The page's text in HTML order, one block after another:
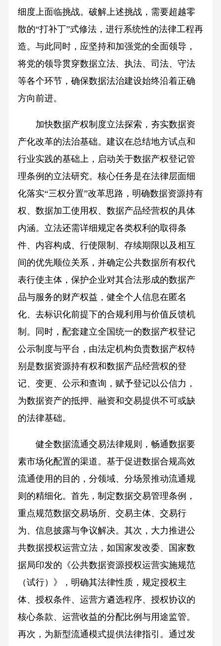
细度上面临挑战。破解上述挑战，需要超越零
散的“打补丁”式修法，进行系统性的法律工程再
造。与此同时，应坚持和加强党的全面领导，
将党的领导贯穿数据立法、执法、司法、守法
等各个环节，确保数据法治建设始终沿着正确
方向前进。
加快数据产权制度立法探索，夯实数据资
产化改革的法治基础。建议在总结地方试点和
行业实践的基础上，启动关于数据产权登记管
理条例的立法研究。核心任务是在法律层面细
化落实“三权分置”改革思路，明确数据资源持有
权、数据加工使用权、数据产品经营权的具体
内涵。立法还需详细规定各类权利的取得条
件、内容构成、行使限制、存续期限以及相互
间的优先顺位关系，并确定公共数据所有权代
表行使主体，保护企业对其合法形成的数据产
品与服务的财产权益，健全个人信息在匿名
化、去标识化前提下的合规利用与价值反馈机
制。同时，配套建立全国统一的数据产权登记
公示制度与平台，由法定机构负责数据产权特
别是数据资源持有权和数据产品经营权的登
记、变更、公示和查询，赋予登记以公信力，
为数据资产的抵押、融资和交易提供不可或缺
的法律基础。
健全数据流通交易法律规则，畅通数据要
素市场化配置的渠道。基于促进数据合规高效
流通使用的目的，分领域、分场景推动流通规
则的精细化。首先，制定数据交易管理条例，
重点规范数据交易场所、交易主体、交易行
为、信息披露与争议解决。其次，大力推进公
共数据授权运营立法，如国家发改委、国家数
据局印发的《公共数据资源授权运营实施规范
（试行）》，明确其法律性质，规定授权主
体、授权条件、运营方遴选程序、授权协议的
核心条款、运营收益的分配比例与用途监管。
再次，为新型流通模式提供法律指引。通过发